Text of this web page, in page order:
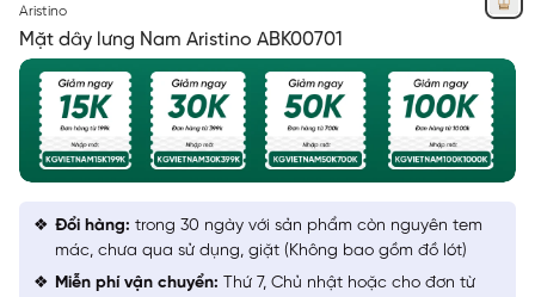
Aristino
Mặt dây lưng Nam Aristino ABK00701
Đổi hàng: trong 30 ngày với sản phẩm còn nguyên tem
mác, chưa qua sử dụng, giặt (Không bao gồm đồ lót)
Miễn phí vận chuyển: Thứ 7, Chủ nhật hoặc cho đơn từ